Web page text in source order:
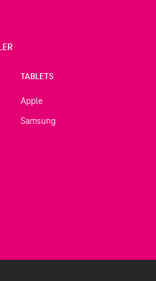
TABLETS
Apple
Samsung